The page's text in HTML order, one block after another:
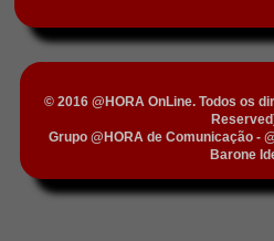
© 2016 @HORA OnLine. Todos os
Grupo @HORA de Comunicação -
Barone